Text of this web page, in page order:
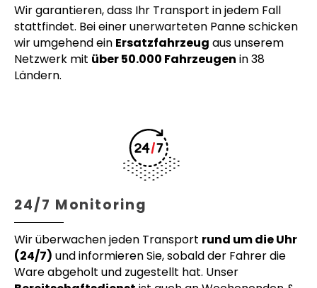
Wir garantieren, dass Ihr Transport in jedem Fall
stattfindet. Bei einer unerwarteten Panne schicken
wir umgehend ein Ersatzfahrzeug aus unserem
Netzwerk mit über 50.000 Fahrzeugen in 38
Ländern.
24/7 Monitoring
Wir überwachen jeden Transport rund um die Uhr
(24/7) und informieren Sie, sobald der Fahrer die
Ware abgeholt und zugestellt hat. Unser